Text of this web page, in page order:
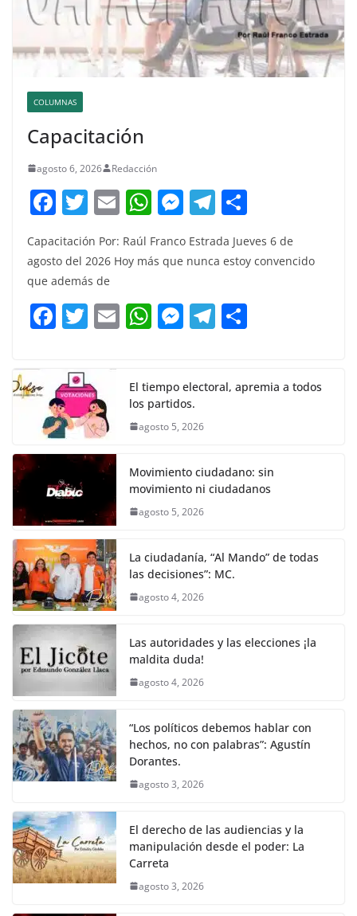
COLUMNAS
Capacitación
agosto 6, 2026 Redacción
F
a
c
e
b
o
k
T
w
itt
er
E
m
ai
W
h
at
A
p
M
e
ss
n
g
T
el
e
a
m
m
p
Capacitación Por: Raúl Franco Estrada Jueves 6 de
agosto del 2026 Hoy más que nunca estoy convencido
que además de
F
a
e
b
o
o
k
T
w
itt
er
E
m
W
h
s
A
p
M
e
e
n
er
T
el
gr p
El tiempo electoral, apremia a todos
los partidos.
agosto 5, 2026
Movimiento ciudadano: sin
movimiento ni ciudadanos
agosto 5, 2026
La ciudadanía, “Al Mando” de todas
las decisiones”: MC.
agosto 4, 2026
Las autoridades y las elecciones ¡la
maldita duda!
agosto 4, 2026
“Los políticos debemos hablar con
hechos, no con palabras”: Agustín
Dorantes.
agosto 3, 2026
El derecho de las audiencias y la
manipulación desde el poder: La
Carreta
agosto 3, 2026